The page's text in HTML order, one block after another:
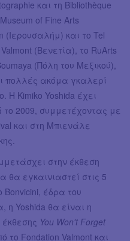
και τη Bibliothèque
of Fine Arts
(Ιερουσαλήμ) και το Tel
(Βενετία), το RuArts
(Πόλη του Μεξικού),
πολλές ακόμα γκαλερί
Η Kimiko Yoshida έχει
2009, συμμετέχοντας με
και στη Μπιενάλε
στην έκθεση
θα εγκαινιαστεί στις 5
Bonvicini, έδρα του
η Yoshida θα είναι η
You Won't Forget
το Fondation Valmont και